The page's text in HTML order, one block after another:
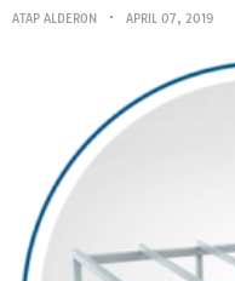
ATAP ALDERON APRIL 07, 2019